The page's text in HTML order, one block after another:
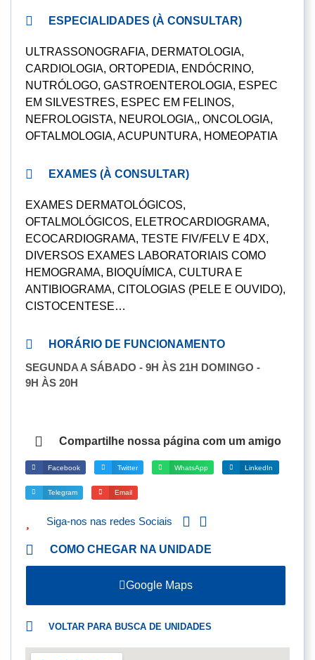
ESPECIALIDADES (À CONSULTAR)
ULTRASSONOGRAFIA, DERMATOLOGIA,
CARDIOLOGIA, ORTOPEDIA, ENDÓCRINO,
NUTRÓLOGO, GASTROENTEROLOGIA, ESPEC
EM SILVESTRES, ESPEC EM FELINOS,
NEFROLOGISTA, NEUROLOGIA,, ONCOLOGIA,
OFTALMOLOGIA, ACUPUNTURA, HOMEOPATIA
EXAMES (À CONSULTAR)
EXAMES DERMATOLÓGICOS,
OFTALMOLÓGICOS, ELETROCARDIOGRAMA,
ECOCARDIOGRAMA, TESTE FIV/FELV E 4DX,
DIVERSOS EXAMES LABORATORIAIS COMO
HEMOGRAMA, BIOQUÍMICA, CULTURA E
ANTIBIOGRAMA, CITOLOGIAS (PELE E OUVIDO),
CISTOCENTESE…
HORÁRIO DE FUNCIONAMENTO
SEGUNDA A SÁBADO - 9H ÀS 21H DOMINGO -
9H ÀS 20H
Compartilhe nossa página com um amigo
Facebook Twitter WhatsApp LinkedIn
Telegram Email
Siga-nos nas redes Sociais
COMO CHEGAR NA UNIDADE
Google Maps
VOLTAR PARA BUSCA DE UNIDADES